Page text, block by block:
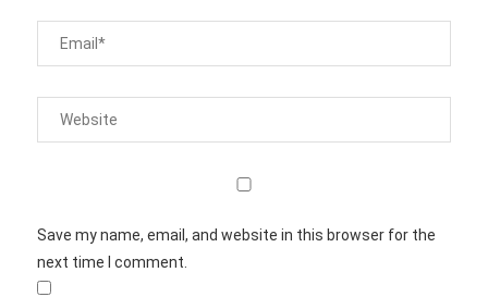
Save my name, email, and website in this browser for the
next time I comment.